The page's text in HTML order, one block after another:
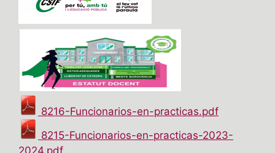
8216-Funcionarios-en-practicas.pdf
8215-Funcionarios-en-practicas-2023-
2024.pdf